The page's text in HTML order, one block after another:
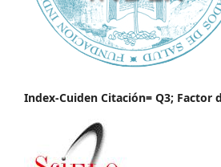
Index-Cuiden Citación= Q3; Factor